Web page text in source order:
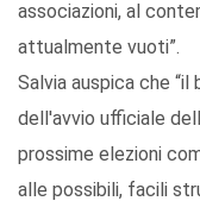
associazioni, al
attualmente vuoti”.
Salvia auspica che
dell'avvio ufficiale
prossime elezioni
alle possibili, facili